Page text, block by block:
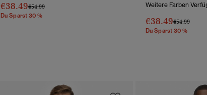
€38.49Preis Wurde Reduziert Von
€54.99Bis
Du Sparst 30 %
Weitere Farben
€38.49Preis Wurde
€54.99Bis
Du Sparst 30 %